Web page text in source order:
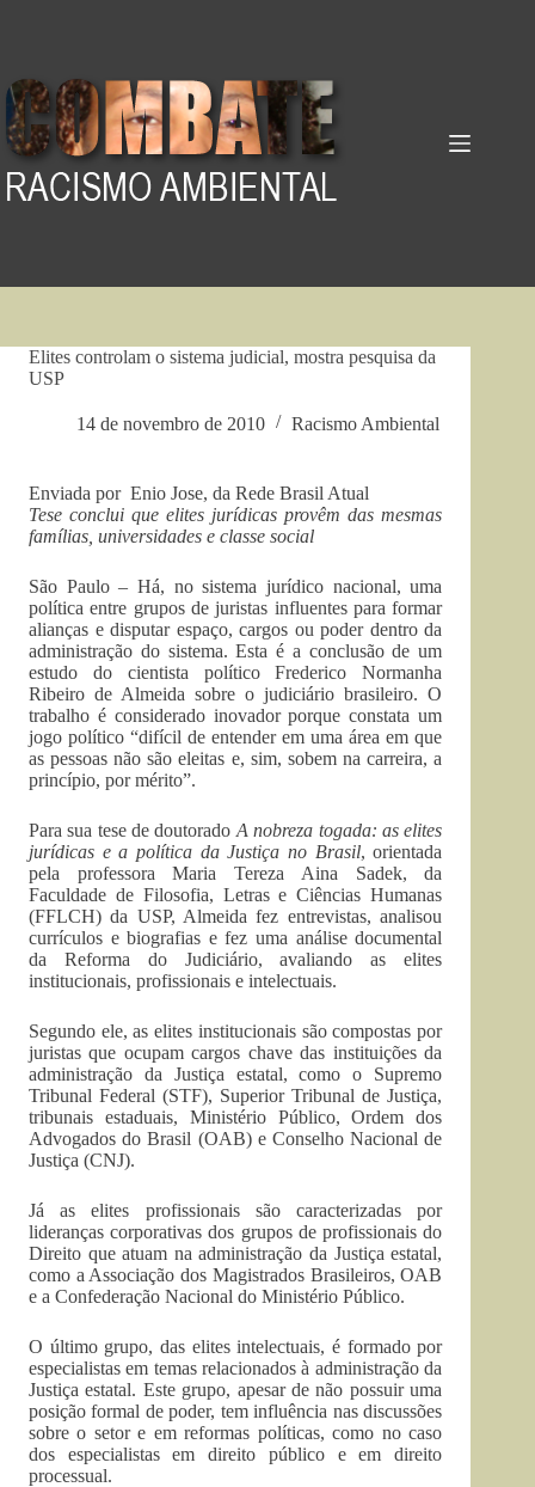
Elites controlam o sistema judicial, mostra pesquisa da
USP
14 de novembro de 2010 Racismo Ambiental
Enviada por Enio Jose, da Rede Brasil Atual
Tese conclui que elites jurídicas provêm das mesmas
famílias, universidades e classe social
São Paulo – Há, no sistema jurídico nacional, uma
política entre grupos de juristas influentes para formar
alianças e disputar espaço, cargos ou poder dentro da
administração do sistema. Esta é a conclusão de um
estudo do cientista político Frederico Normanha
Ribeiro de Almeida sobre o judiciário brasileiro. O
trabalho é considerado inovador porque constata um
jogo político “difícil de entender em uma área em que
as pessoas não são eleitas e, sim, sobem na carreira, a
princípio, por mérito”.
Para sua tese de doutorado A nobreza togada: as elites
jurídicas e a política da Justiça no Brasil, orientada
pela professora Maria Tereza Aina Sadek, da
Faculdade de Filosofia, Letras e Ciências Humanas
(FFLCH) da USP, Almeida fez entrevistas, analisou
currículos e biografias e fez uma análise documental
da Reforma do Judiciário, avaliando as elites
institucionais, profissionais e intelectuais.
Segundo ele, as elites institucionais são compostas por
juristas que ocupam cargos chave das instituições da
administração da Justiça estatal, como o Supremo
Tribunal Federal (STF), Superior Tribunal de Justiça,
tribunais estaduais, Ministério Público, Ordem dos
Advogados do Brasil (OAB) e Conselho Nacional de
Justiça (CNJ).
Já as elites profissionais são caracterizadas por
lideranças corporativas dos grupos de profissionais do
Direito que atuam na administração da Justiça estatal,
como a Associação dos Magistrados Brasileiros, OAB
e a Confederação Nacional do Ministério Público.
O último grupo, das elites intelectuais, é formado por
especialistas em temas relacionados à administração da
Justiça estatal. Este grupo, apesar de não possuir uma
posição formal de poder, tem influência nas discussões
sobre o setor e em reformas políticas, como no caso
dos especialistas em direito público e em direito
processual.